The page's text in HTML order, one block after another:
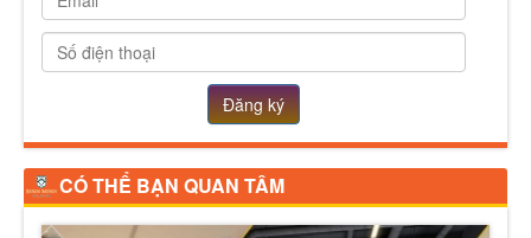
Đăng ký
CÓ THỂ BẠN QUAN TÂM